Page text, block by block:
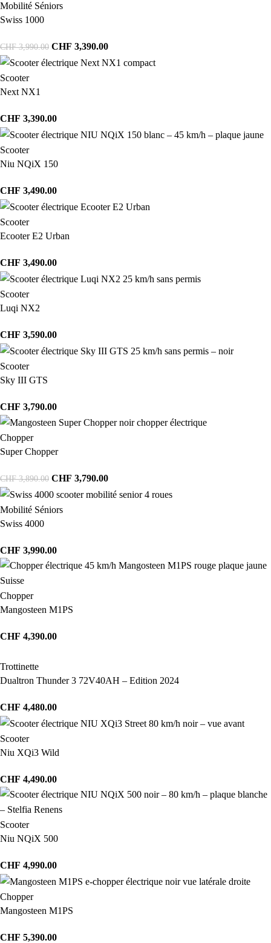
Mobilité Séniors
Swiss 1000
CHF3,990.00 CHF 3,390.00
Scooter
Next NX1
CHF 3,390.00
Scooter
Niu NQiX 150
CHF 3,490.00
Scooter
Ecooter E2 Urban
CHF 3,490.00
Scooter
Luqi NX2
CHF 3,590.00
Scooter
Sky III GTS
CHF 3,790.00
Chopper
Super Chopper
CHF3,890.00 CHF 3,790.00
Mobilité Séniors
Swiss 4000
CHF 3,990.00
Chopper
Mangosteen M1PS
CHF 4,390.00
Trottinette
Dualtron Thunder 3 72V40AH – Edition 2024
CHF 4,480.00
Scooter
Niu XQi3 Wild
CHF 4,490.00
Scooter
Niu NQiX 500
CHF 4,990.00
Chopper
Mangosteen M1PS
CHF 5,390.00